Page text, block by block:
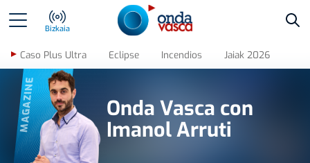
Bizkaia
Caso Plus Ultra Eclipse Incendios Jaiak 2026
MAGAZINE
Onda Vasca con
Imanol Arruti